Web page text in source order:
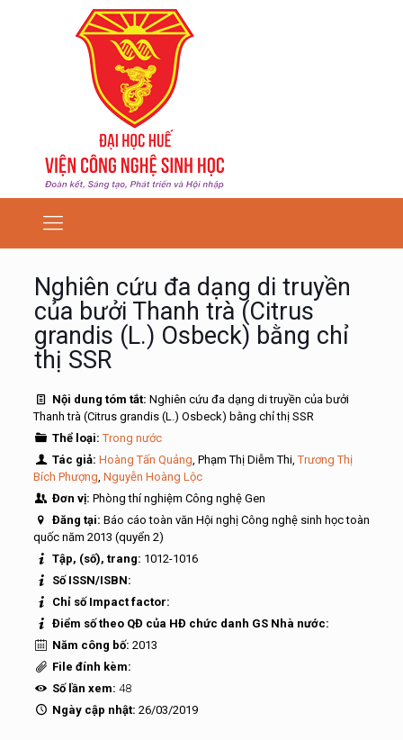
Nghiên cứu đa dạng di truyền
của bưởi Thanh trà (Citrus
grandis (L.) Osbeck) bằng chỉ
thị SSR
Nội dung tóm tắt: Nghiên cứu đa dạng di truyền của bưởi
Thanh trà (Citrus grandis (L.) Osbeck) bằng chỉ thị SSR
Thể loại:Trong nước
Tác giả: Hoàng Tấn Quảng, Phạm Thị Diễm Thi,Trương Thị
Bích Phượng, Nguyễn Hoàng Lộc
Đơn vị: Phòng thí nghiệm Công nghệ Gen
Đăng tại: Báo cáo toàn văn Hội nghị Công nghệ sinh học toàn
quốc năm 2013 (quyển 2)
Tập, (số), trang: 1012-1016
Số ISSN/ISBN:
Chỉ số Impact factor:
Điểm số theo QĐ của HĐ chức danh GS Nhà nước:
Năm công bố: 2013
File đính kèm:
Số lần xem: 48
Ngày cập nhật: 26/03/2019